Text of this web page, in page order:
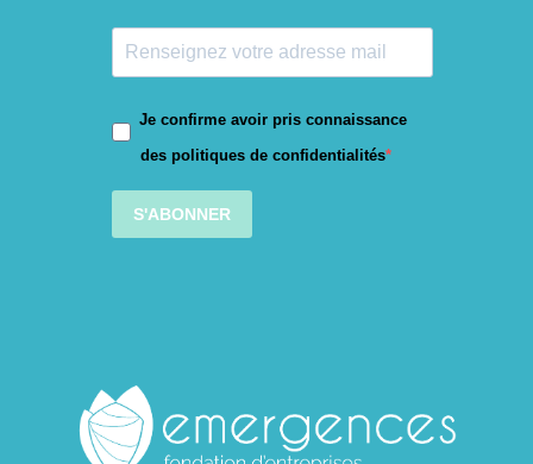
Je confirme avoir pris connaissance
des politiques de confidentialités
S'ABONNER